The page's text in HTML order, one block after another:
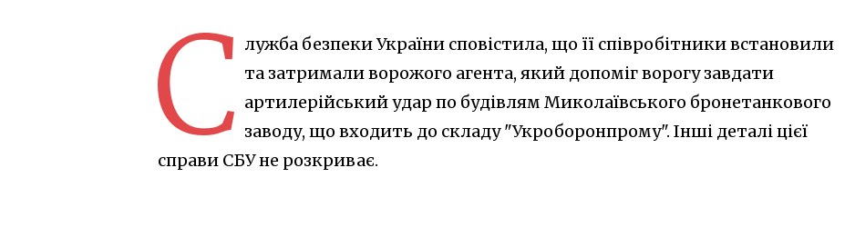
С лужба безпеки України сповістила, що її співробітники встановили
та затримали ворожого агента, який допоміг ворогу завдати
артилерійський удар по будівлям Миколаївського бронетанкового
заводу, що входить до складу "Укроборонпрому". Інші деталі цієї
справи СБУ не розкриває.